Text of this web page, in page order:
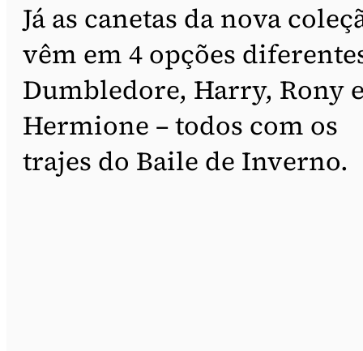
Já as canetas da nova
vêm em 4 opções
Dumbledore, Harry, Rony
Hermione – todos com os
trajes do Baile de Inverno.